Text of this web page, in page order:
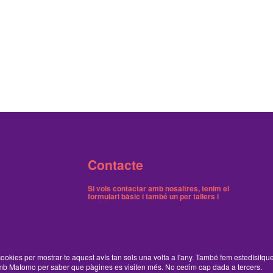
per mostrar-te aquest avís tan sols una volta a l'any. També fem
Matomo per saber que pàgines es visiten més. No cedim cap dada a tercers.
Contacte
Si vols contactar amb nosaltres, tenim el
formulari bàsic i tambéun per tallers i
activitats
Tenim dos butlletins, un trimestral de notícies i
un on avisem dels tallers gratuïts.Ací pots